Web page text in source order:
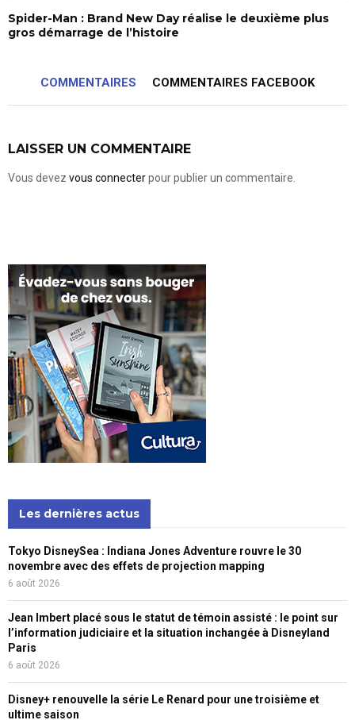
Spider-Man : Brand New Day réalise le deuxième plus
gros démarrage de l’histoire
COMMENTAIRES COMMENTAIRES FACEBOOK
LAISSER UN COMMENTAIRE
Vous devez vous connecterpour publier un commentaire.
Les dernières actus
Tokyo DisneySea : Indiana Jones Adventure rouvre le 30
novembre avec des effets de projection mapping
6 août 2026
Jean Imbert placé sous le statut de témoin assisté : le point sur
l’information judiciaire et la situation inchangée à Disneyland
Paris
6 août 2026
Disney+ renouvelle la série Le Renard pour une troisième et
ultime saison